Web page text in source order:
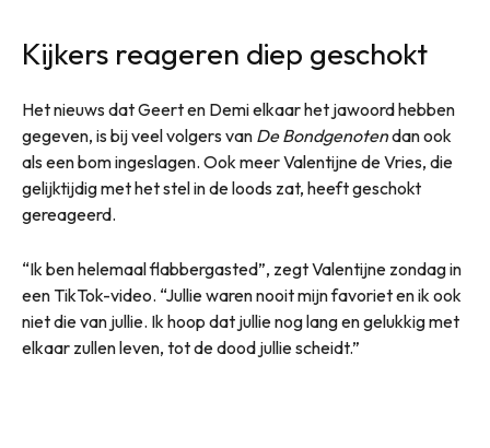
Kijkers reageren diep geschokt
Het nieuws dat Geert en Demi elkaar het jawoord hebben
gegeven, is bij veel volgers van De Bondgenotendan ook
als een bom ingeslagen. Ook meer Valentijne de Vries, die
gelijktijdig met het stel in de loods zat, heeft geschokt
gereageerd.
“Ik ben helemaal flabbergasted”, zegt Valentijne zondag in
een TikTok-video. “Jullie waren nooit mijn favoriet en ik ook
niet die van jullie. Ik hoop dat jullie nog lang en gelukkig met
elkaar zullen leven, tot de dood jullie scheidt.”